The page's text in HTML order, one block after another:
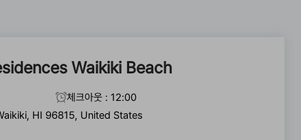
Waikiki Beach
체크아웃 : 12:00
HI 96815, United States